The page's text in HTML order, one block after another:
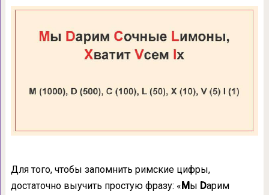
Для того, чтобы запомнить римские цифры,
достаточно выучить простую фразу: «Мы Dарим